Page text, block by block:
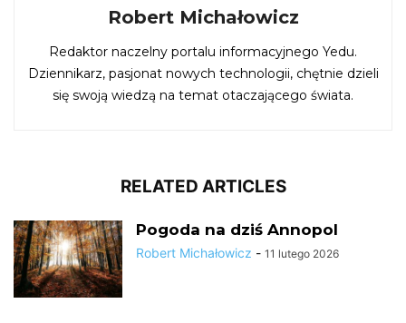
Robert Michałowicz
Redaktor naczelny portalu informacyjnego Yedu.
Dziennikarz, pasjonat nowych technologii, chętnie dzieli
się swoją wiedzą na temat otaczającego świata.
RELATED ARTICLES
Pogoda na dziś Annopol
Robert Michałowicz - 11 lutego 2026